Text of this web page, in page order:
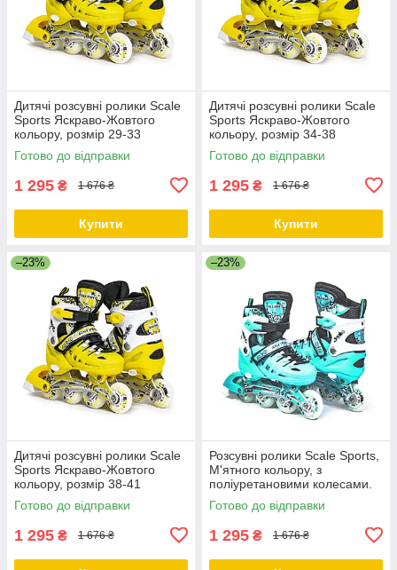
Дитячі розсувні ролики Scale
Sports Яскраво-Жовтого
кольору, розмір 29-33
Готово до відправки
1 295 ₴ 1 676 ₴
Купити
Дитячі розсувні ролики Scale
Sports Яскраво-Жовтого
кольору, розмір 34-38
Готово до відправки
1 295 ₴ 1 676 ₴
Купити
–23%
Дитячі розсувні ролики Scale
Sports Яскраво-Жовтого
кольору, розмір 38-41
Готово до відправки
1 295 ₴ 1 676 ₴
–23%
Розсувні ролики Scale Sports,
М'ятного кольору, з
поліуретановими колесами.
Розмір 29-33
Готово до відправки
1 295 ₴ 1 676 ₴